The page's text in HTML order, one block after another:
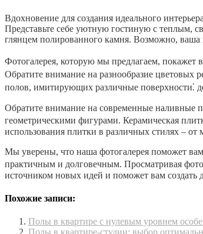
Вдохновение для создания идеального
Представьте себе уютную гостиную с теплым,
глянцем полированного камня. Возможно, ваша
Фотогалерея, которую мы предлагаем, покажет
Обратите внимание на разнообразие цветовых
полов, имитирующих различные поверхности⁚
Обратите внимание на современные наливные
геометрическими фигурами. Керамическая
использования плитки в различных стилях –
Мы уверены, что наша фотогалерея поможет
практичным и долговечным. Просматривая
источником новых идей и поможет вам создать
Похожие записи:
Полы в квартире с нулевым уровнем